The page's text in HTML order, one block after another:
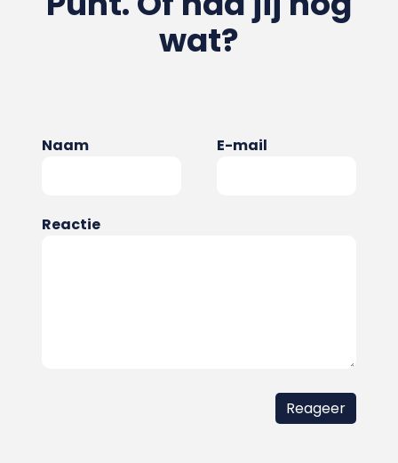
wat?
Naam E-mail
Reactie